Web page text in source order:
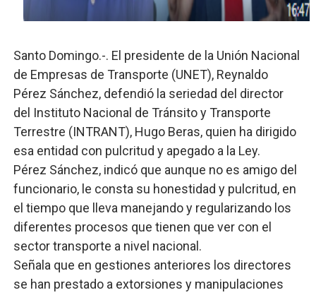
UNTC inicia ofensiva para recuperar fuerza gremial
PRM escogerá este domingo su nueva cúpula
Candidato a presidente del Colegio de Notarios hace
Digecac realizará Primer Festival de Plantas 2026
Josefa Castillo: Liderazgo y Transformación Social al
Santo Domingo.-. El presidente de la Unión Nacional
de Empresas de Transporte (UNET), Reynaldo
Pérez Sánchez, defendió la seriedad del director
del Instituto Nacional de Tránsito y Transporte
Terrestre (INTRANT), Hugo Beras, quien ha dirigido
esa entidad con pulcritud y apegado a la Ley.
Pérez Sánchez, indicó que aunque no es amigo del
funcionario, le consta su honestidad y pulcritud, en
el tiempo que lleva manejando y regularizando los
diferentes procesos que tienen que ver con el
sector transporte a nivel nacional.
Señala que en gestiones anteriores los directores
se han prestado a extorsiones y manipulaciones